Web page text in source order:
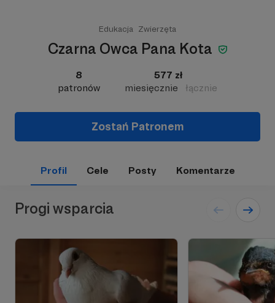
Edukacja Zwierzęta
Czarna Owca Pana Kota
8
patronów
577 zł
miesięcznie
łącznie
Zostań Patronem
Profil Cele Posty Komentarze
Progi wsparcia